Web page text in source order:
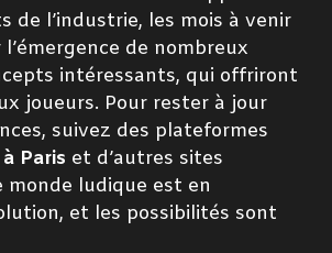
de l’industrie, les mois à venir
de nombreux
intéressants, qui offriront
joueurs. Pour rester à jour
suivez des plateformes
Paris et d’autres sites
monde ludique est en
et les possibilités sont